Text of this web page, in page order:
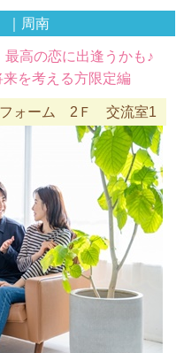
｜周南
最高の恋に出逢うかも♪
を考える方限定編
フォーム 2Ｆ 交流室1